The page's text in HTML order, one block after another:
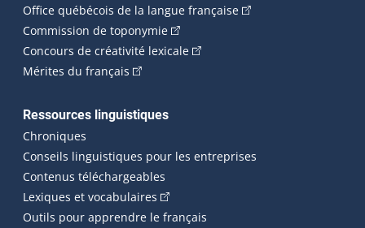
Office québécois de la langue française(Cet hyperlien
Commission de toponymie(Cet hyperlien externe s'ouvrira
Concours de créativité lexicale(Cet hyperlien externe
Mérites du français (Cet hyperlien externe s'ouvrira dans une
Ressources linguistiques
Chroniques
Conseils linguistiques pour les entreprises
Contenus téléchargeables
Lexiques et vocabulaires (Cet hyperlien externe s'ouvrira
Outils pour apprendre le français